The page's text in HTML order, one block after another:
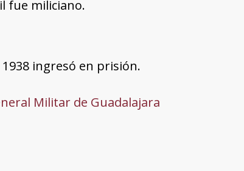
fue miliciano.
ingresó en prisión.
Militar de Guadalajara